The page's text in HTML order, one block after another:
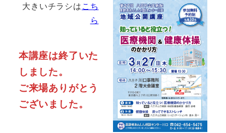
大きいチラシはこち
ら
本講座は終了いた
しました。
ご来場ありがとう
ございました。